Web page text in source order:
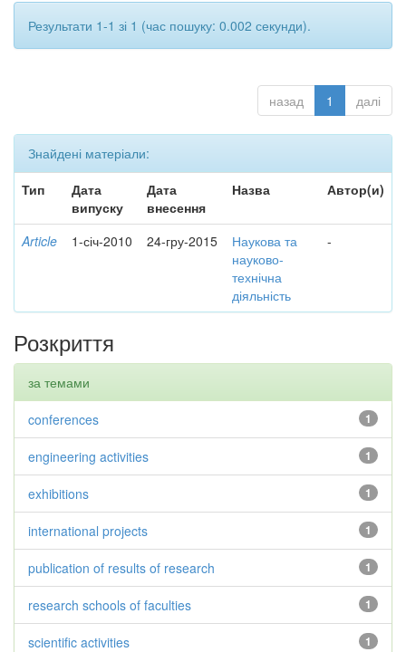
Результати 1-1 зі 1 (час пошуку: 0.002 секунди).
назад 1 далі
Знайдені матеріали:
Тип
Дата
випуску
Дата
внесення
Назва Автор(и)
Article 1-січ-2010 24-гру-2015
Наукова та
науково-
технічна
діяльність
-
Розкриття
за темами
1
conferences
1
engineering activities
1
exhibitions
1
international projects
1
publication of results of research
1
research schools of faculties
1
scientific activities